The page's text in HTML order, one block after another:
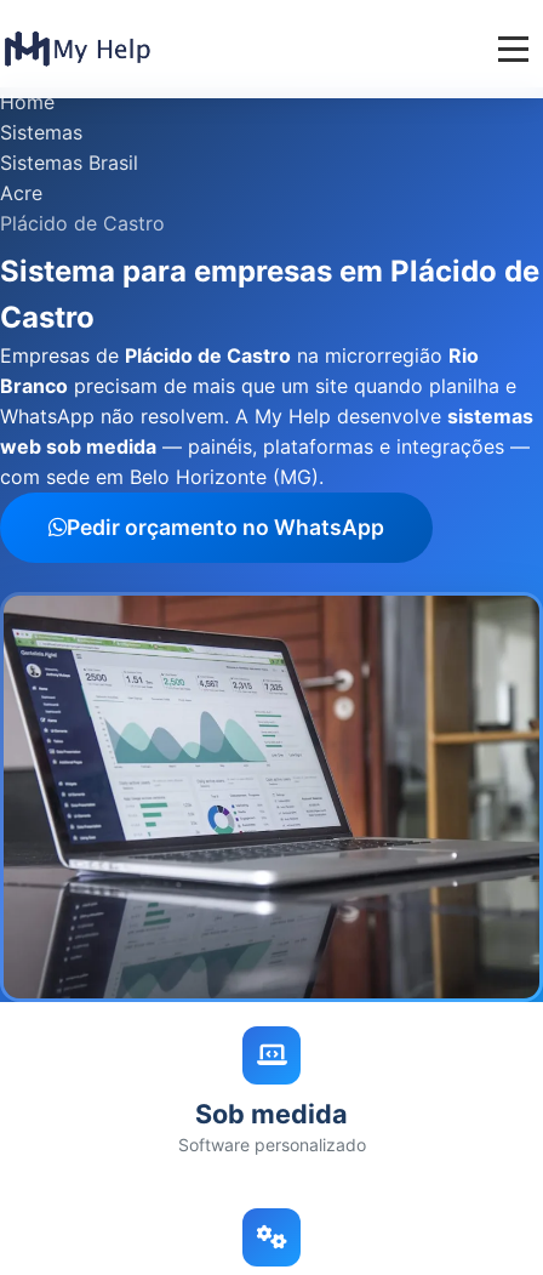
Home
Sistemas
Sistemas Brasil
Acre
Plácido de Castro
Sistema para empresas em Plácido de
Castro
Empresas de Plácido de Castro na microrregião Rio
Branco precisam de mais que um site quando planilha e
WhatsApp não resolvem. A My Help desenvolve sistemas
web sob medida — painéis, plataformas e integrações —
com sede em Belo Horizonte (MG).
Pedir orçamento no WhatsApp
Sob medida
Software personalizado